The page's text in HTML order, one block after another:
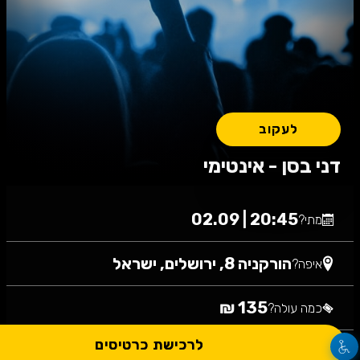
דני בסן - אינטימי
לעקוב
מתי?20:45 | 02.09
איפה?הורקניה 8, ירושלים, ישראל
כמה עולה?135 ₪
לרכישת כרטיסים